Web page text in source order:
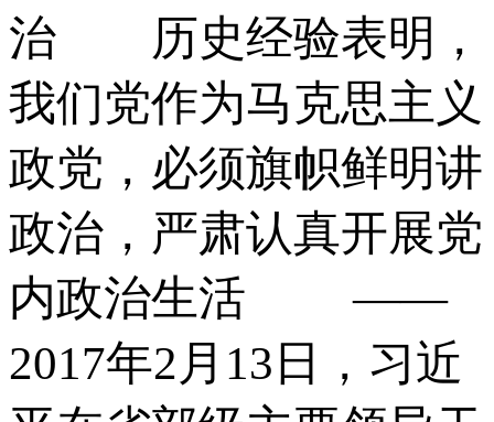
治 历史经验表明，
我们党作为马克思主义
政党，必须旗帜鲜明讲
政治，严肃认真开展党
内政治生活 ——
2017年2月13日，习近